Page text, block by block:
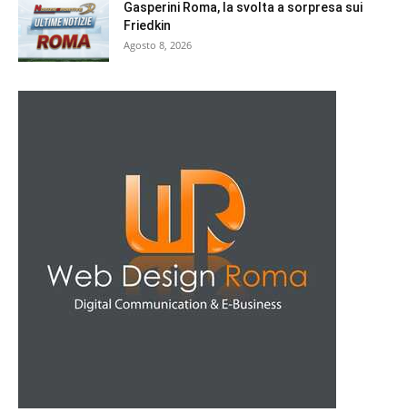
Gasperini Roma, la svolta a sorpresa sui
Friedkin
Agosto 8, 2026